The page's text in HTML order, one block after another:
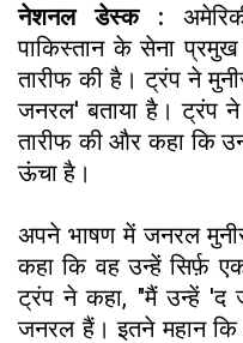
नेशनल डेस्क :
पाकिस्तान के सेना
तारीफ की है। ट्रंप ने
जनरल' बताया है। ट्रंप
तारीफ की और कहा कि
ऊंचा है।
अपने भाषण में जनरल
कहा कि वह उन्हें सिर्फ़
ट्रंप ने कहा, "मैं उन्हें 'द
जनरल हैं। इतने महान